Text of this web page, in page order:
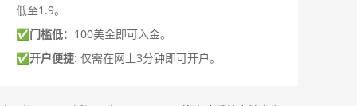
低至1.9。
✅门槛低：100美金即可入金。
✅开户便捷: 仅需在网上3分钟即可开户。